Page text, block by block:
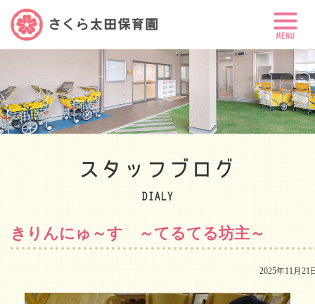
スタッフブログ
DIALY
きりんにゅ～す ～てるてる坊主～
2025年11月21